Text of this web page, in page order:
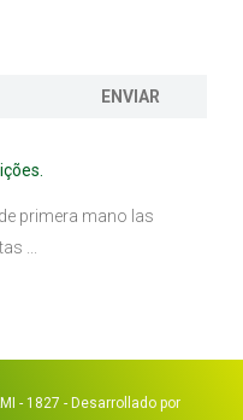
ENVIAR
primera mano las
...
- 1827 - Desarrollado por